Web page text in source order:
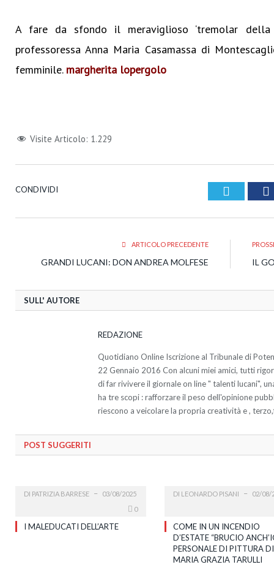
A fare da sfondo il meraviglioso ‘tremolar
professoressa Anna Maria Casamassa di
femminile. margherita lopergolo
Visite Articolo: 1.229
CONDIVIDI Twitter
ARTICOLO PRECEDENTE
GRANDI LUCANI: DON ANDREA MOLFESE IL
SULL' AUTORE
REDAZIONE
Quotidiano Online Iscrizione al Tribunale di
22 Gennaio 2016 Con alcuni miei amici, tutti
di far rivivere il giornale on line " talenti lucani",
ha tre scopi : rafforzare il peso dell'opinione
riescono a veicolare la propria creatività e ,
POST SUGGERITI
DI PATRIZIA BARRESE
03/08/2025
0
I MALEDUCATI DELL’ARTE
DI LEONARDO PISANI 02/08/
COME IN UN INCENDIO
D’ESTATE “BRUCIO
PERSONALE DI PITTURA DI
MARIA GRAZIA TARULLI